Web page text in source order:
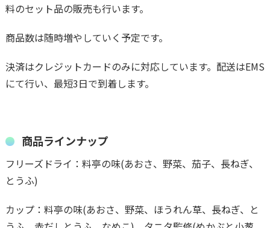
料のセット品の販売も行います。
商品数は随時増やしていく予定です。
決済はクレジットカードのみに対応しています。配送はEMS
にて行い、最短3日で到着します。
商品ラインナップ
フリーズドライ：料亭の味(あおさ、野菜、茄子、長ねぎ、
とうふ)
カップ：料亭の味(あおさ、野菜、ほうれん草、長ねぎ、と